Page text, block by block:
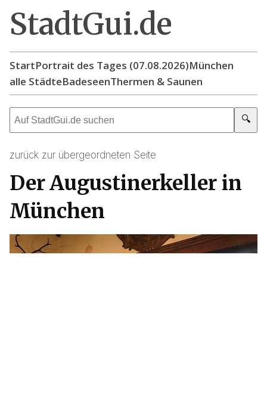
StadtGui.de
StartPortrait des Tages (07.08.2026)München
alle StädteBadeseenThermen & Saunen
🔍
zurück zur übergeordneten Seite
Der Augustinerkeller in
München